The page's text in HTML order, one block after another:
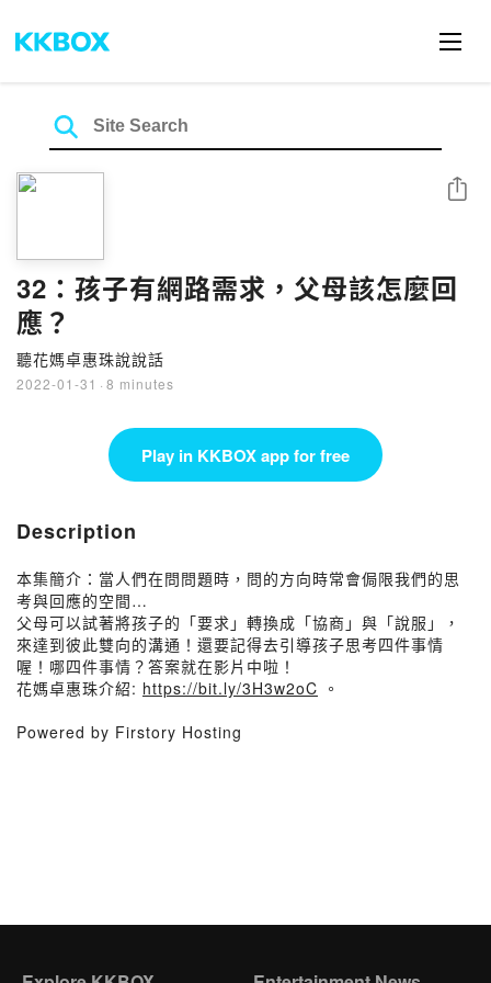
32：孩子有網路需求，父母該怎麼回
應？
聽花媽卓惠珠說說話
2022-01-31 · 8 minutes
Share
Play in KKBOX app for free
Description
本集簡介：當人們在問問題時，問的方向時常會侷限我們的思
考與回應的空間…
父母可以試著將孩子的「要求」轉換成「協商」與「說服」，
來達到彼此雙向的溝通！還要記得去引導孩子思考四件事情
喔！哪四件事情？答案就在影片中啦！
花媽卓惠珠介紹: https://bit.ly/3H3w2oC 。
Powered by Firstory Hosting